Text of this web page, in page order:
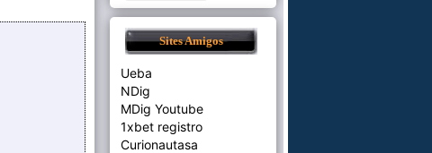
Sites Amigos
Ueba
NDig
MDig Youtube
1xbet registro
Curionautasa